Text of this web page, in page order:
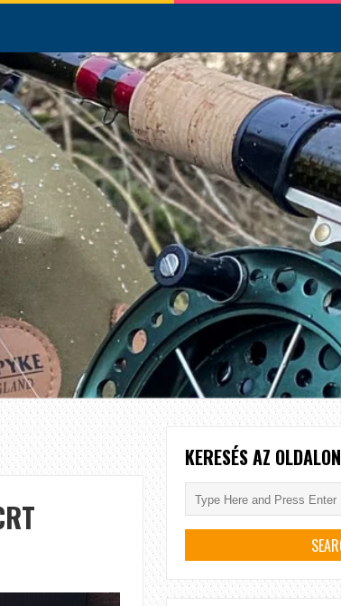
KERESÉS AZ OLDALON